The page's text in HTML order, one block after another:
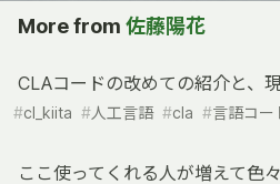
More from 佐藤陽花
CLAコードの改めての紹介と、
#cl_kiita #人工言語 #cla #言語コー
ここ使ってくれる人が増えて色